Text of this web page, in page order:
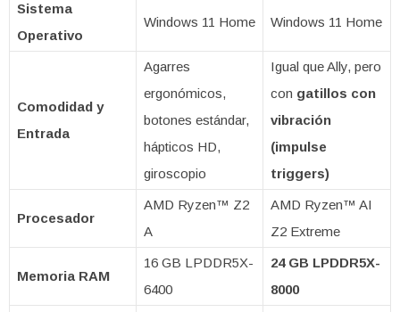
Sistema
Operativo
Windows 11 Home Windows 11 Home
Comodidad y
Entrada
Agarres
ergonómicos,
botones estándar,
hápticos HD,
giroscopio
Igual que Ally, pero
con gatillos con
vibración
(impulse
triggers)
Procesador
AMD Ryzen™ Z2
A
AMD Ryzen™ AI
Z2 Extreme
Memoria RAM
16 GB LPDDR5X-
6400
24 GB LPDDR5X-
8000